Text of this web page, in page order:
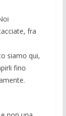
fra
siamo qui,
fino